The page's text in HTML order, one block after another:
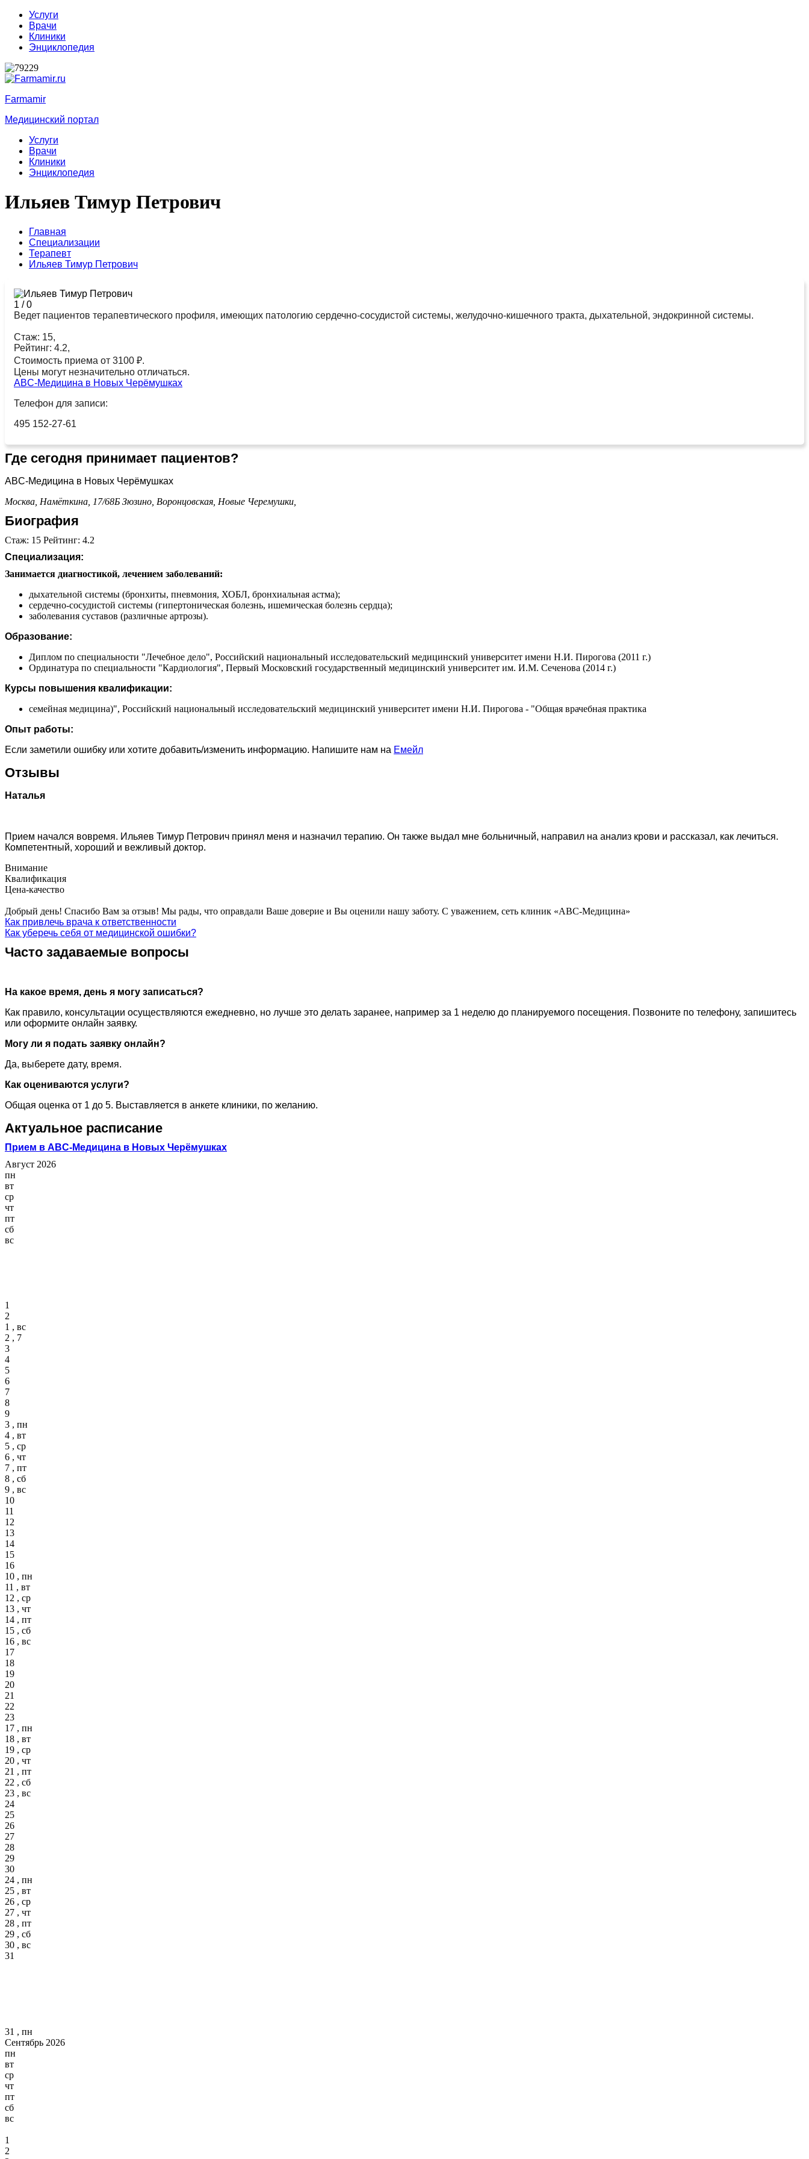
Услуги
Врачи
Клиники
Энциклопедия
Farmamir
Медицинский портал
Услуги
Врачи
Клиники
Энциклопедия
Ильяев Тимур Петрович
Главная
Специализации
Терапевт
Ильяев Тимур Петрович
1 /0
Ведет пациентов терапевтического профиля, имеющих патологию сердечно-сосудистой системы, желудочно-кишечного тракта, дыхательной, эндокринной системы.
Стаж: 15,
Рейтинг: 4.2,
Стоимость приема от 3100 ₽.
Цены могут незначительно отличаться.
ABC-Медицина в Новых Черёмушках
Телефон для записи:
495 152-27-61
Где сегодня принимает пациентов?
ABC-Медицина в Новых Черёмушках
Москва, Намёткина, 17/68Б Зюзино, Воронцовская, Новые Черемушки,
Биография
Стаж: 15 Рейтинг: 4.2
Специализация:
Занимается диагностикой, лечением заболеваний:
дыхательной системы (бронхиты, пневмония, ХОБЛ, бронхиальная астма);
сердечно-сосудистой системы (гипертоническая болезнь, ишемическая болезнь сердца);
заболевания суставов (различные артрозы).
Образование:
Диплом по специальности "Лечебное дело", Российский национальный исследовательский медицинский университет имени Н.И. Пирогова (2011 г.)
Ординатура по специальности "Кардиология", Первый Московский государственный медицинский университет им. И.М. Сеченова (2014 г.)
Курсы повышения квалификации:
семейная медицина)", Российский национальный исследовательский медицинский университет имени Н.И. Пирогова - "Общая врачебная практика
Опыт работы:
Если заметили ошибку или хотите добавить/изменить информацию. Напишите нам на Емейл
Отзывы
Наталья
Прием начался вовремя. Ильяев Тимур Петрович принял меня и назначил терапию. Он также выдал мне больничный, направил на анализ крови и рассказал, как лечиться.
Компетентный, хороший и вежливый доктор.
Внимание
Квалификация
Цена-качество
Добрый день! Спасибо Вам за отзыв! Мы рады, что оправдали Ваше доверие и Вы оценили нашу заботу. С уважением, сеть клиник «АВС-Медицина»
Как привлечь врача к ответственности
Как уберечь себя от медицинской ошибки?
Часто задаваемые вопросы
На какое время, день я могу записаться?
Как правило, консультации осуществляются ежедневно, но лучше это делать заранее, например за 1 неделю до планируемого посещения. Позвоните по телефону, запишитесь
или оформите онлайн заявку.
Могу ли я подать заявку онлайн?
Да, выберете дату, время.
Как оцениваются услуги?
Общая оценка от 1 до 5. Выставляется в анкете клиники, по желанию.
Актуальное расписание
Прием в ABC-Медицина в Новых Черёмушках
Август 2026
пн
вт
ср
чт
пт
сб
вс
1
2
1 , вс
2 , 7
3
4
5
6
7
8
9
3 , пн
4 , вт
5 , ср
6 , чт
7 , пт
8 , сб
9 , вс
10
11
12
13
14
15
16
10 , пн
11 , вт
12 , ср
13 , чт
14 , пт
15 , сб
16 , вс
17
18
19
20
21
22
23
17 , пн
18 , вт
19 , ср
20 , чт
21 , пт
22 , сб
23 , вс
24
25
26
27
28
29
30
24 , пн
25 , вт
26 , ср
27 , чт
28 , пт
29 , сб
30 , вс
31
31 , пн
Сентябрь 2026
пн
вт
ср
чт
пт
сб
вс
1
2